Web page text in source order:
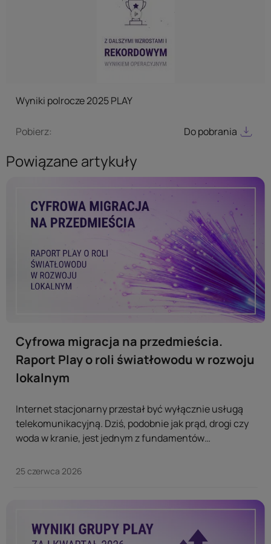
Wyniki polrocze 2025 PLAY
Pobierz: Do pobrania
Powiązane artykuły
Cyfrowa migracja na przedmieścia.
Raport Play o roli światłowodu w rozwoju
lokalnym
Internet stacjonarny przestał być wyłącznie usługą
telekomunikacyjną. Dziś, podobnie jak prąd, drogi czy
woda w kranie, jest jednym z fundamentów
Najnowszy raport „Światłowód Play” pokazuje, że
konkurencyjność lokalnych gospodarek. ...
25 czerwca 2026